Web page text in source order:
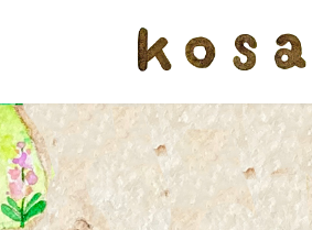
ツ
へ
ス
キ
ッ
シ
ョ
ン
に
移